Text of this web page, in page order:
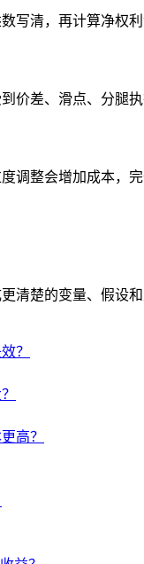
写清，再计算净权
价差、滑点、分腿
调整会增加成本，
清楚的变量、假设
？
高？